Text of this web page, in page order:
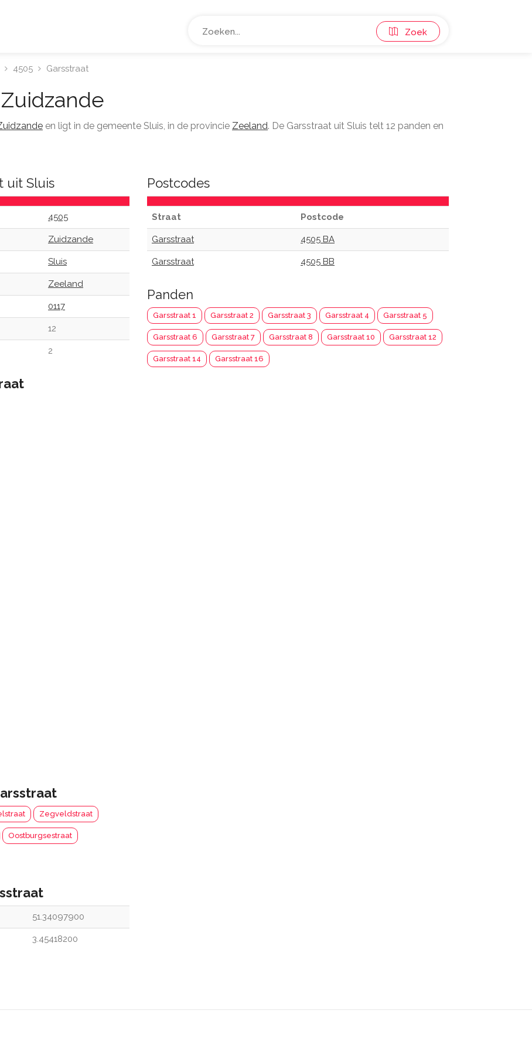
Zoek
4505 Garsstraat
Zuidzande
en ligt in de gemeente Sluis, in de provincie Zeeland. De Garsstraat uit Sluis telt 12 panden en
uit Sluis
4505
Zuidzande
Sluis
Zeeland
0117
12
2
Zegveldstraat
Oostburgsestraat
51.34097900
3.45418200
Postcodes
Straat Postcode
Garsstraat 4505 BA
Garsstraat 4505 BB
Panden
Garsstraat 1 Garsstraat 2 Garsstraat 3 Garsstraat 4 Garsstraat 5
Garsstraat 6 Garsstraat 7 Garsstraat 8 Garsstraat 10 Garsstraat 12
Garsstraat 14 Garsstraat 16